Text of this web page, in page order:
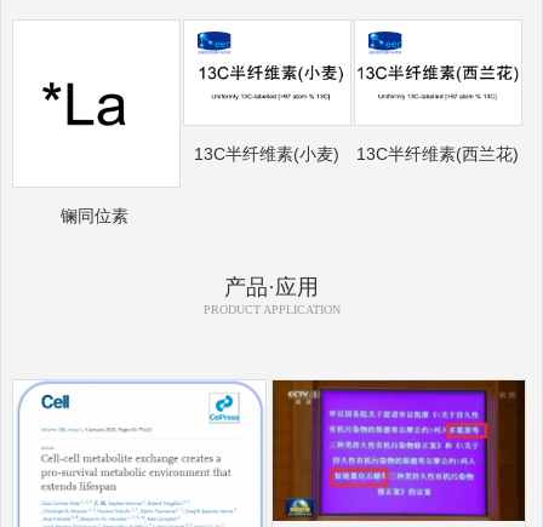
镧同位素
13C半纤维素(小麦) 13C半纤维素(西兰花)
产品·应用
PRODUCT APPLICATION